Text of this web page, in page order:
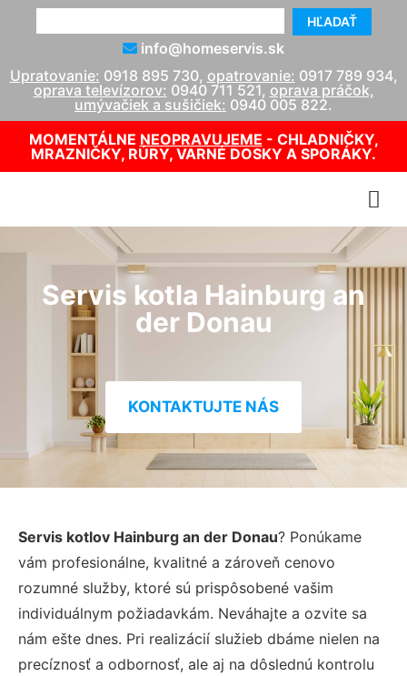
HĽADAŤ
info@homeservis.sk
Upratovanie: 0918 895 730, opatrovanie: 0917 789 934,
oprava televízorov: 0940 711 521, oprava práčok,
umývačiek a sušičiek: 0940 005 822.
MOMENTÁLNE NEOPRAVUJEME - CHLADNIČKY,
MRAZNIČKY, RÚRY, VARNÉ DOSKY A SPORÁKY.
Servis kotla Hainburg an
der Donau
KONTAKTUJTE NÁS
Servis kotlov Hainburg an der Donau? Ponúkame
vám profesionálne, kvalitné a zároveň cenovo
rozumné služby, ktoré sú prispôsobené vašim
individuálnym požiadavkám. Neváhajte a ozvite sa
nám ešte dnes. Pri realizácií služieb dbáme nielen na
precíznosť a odbornosť, ale aj na dôslednú kontrolu